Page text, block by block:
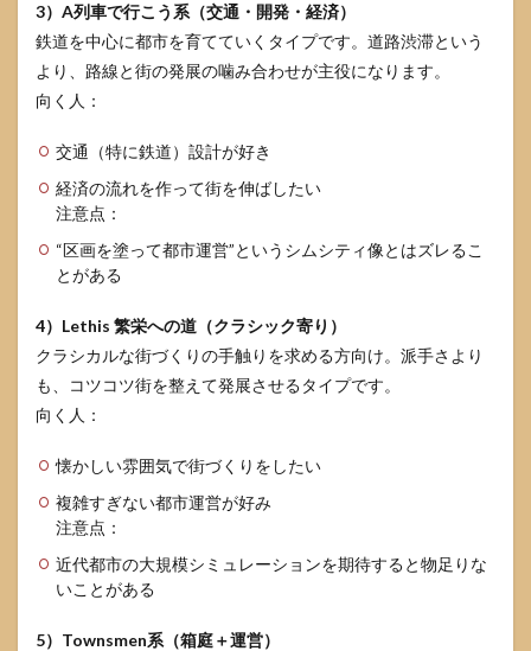
3）A列車で行こう系（交通・開発・経済）
鉄道を中心に都市を育てていくタイプです。道路渋滞という
より、路線と街の発展の噛み合わせが主役になります。
向く人：
交通（特に鉄道）設計が好き
経済の流れを作って街を伸ばしたい
注意点：
“区画を塗って都市運営”というシムシティ像とはズレるこ
とがある
4）Lethis 繁栄への道（クラシック寄り）
クラシカルな街づくりの手触りを求める方向け。派手さより
も、コツコツ街を整えて発展させるタイプです。
向く人：
懐かしい雰囲気で街づくりをしたい
複雑すぎない都市運営が好み
注意点：
近代都市の大規模シミュレーションを期待すると物足りな
いことがある
5）Townsmen系（箱庭＋運営）